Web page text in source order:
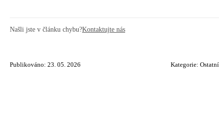
Našli jste v článku chybu?Kontaktujte nás
Publikováno: 23. 05. 2026 Kategorie: Ostatní